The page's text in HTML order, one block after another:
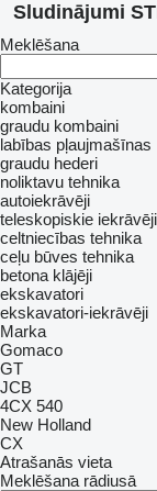
Sludinājumi
Meklēšana
Kategorija
kombaini
graudu kombaini
labības pļaujmašīnas
graudu hederi
noliktavu tehnika
autoiekrāvēji
teleskopiskie iekrāvēji
celtniecības tehnika
ceļu būves tehnika
betona klājēji
ekskavatori
ekskavatori-iekrāvēji
Marka
Gomaco
GT
JCB
4CX 540
New Holland
CX
Atrašanās vieta
Meklēšana rādiusā